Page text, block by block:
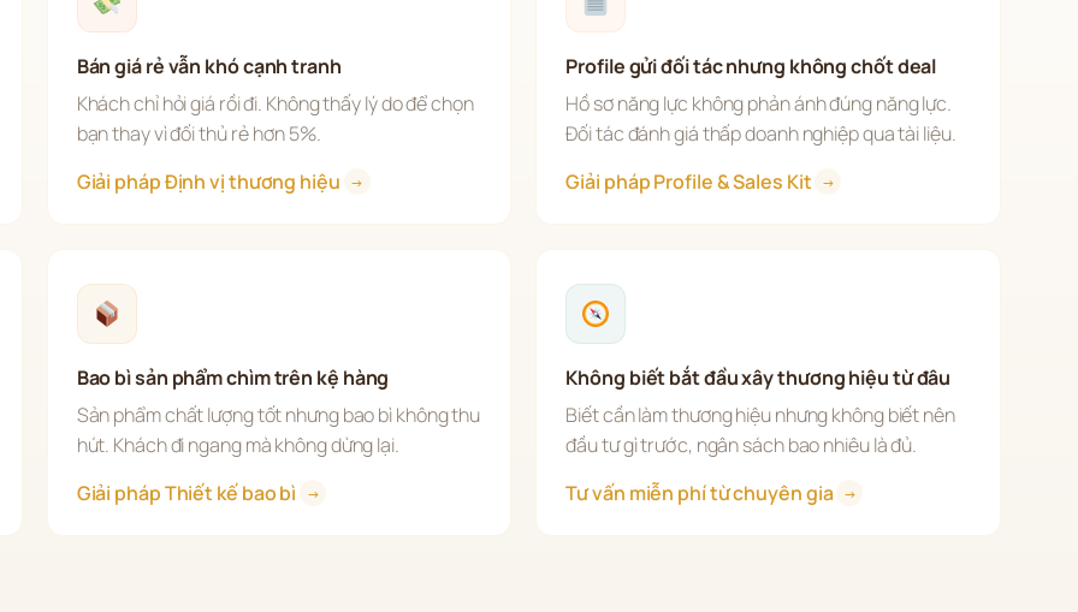
Bán giá rẻ vẫn khó cạnh tranh
Khách chỉ hỏi giá rồi đi. Không thấy lý do để chọn
bạn thay vì đối thủ rẻ hơn 5%.
Giải pháp Định vị thương hiệu
→
Profile gửi đối tác nhưng không chốt deal
Hồ sơ năng lực không phản ánh đúng năng lực.
Đối tác đánh giá thấp doanh nghiệp qua tài liệu.
Giải pháp Profile & Sales Kit
→
Bao bì sản phẩm chìm trên kệ hàng
Sản phẩm chất lượng tốt nhưng bao bì không thu
hút. Khách đi ngang mà không dừng lại.
Giải pháp Thiết kế bao bì
→
Không biết bắt đầu xây thương hiệu từ đâu
Biết cần làm thương hiệu nhưng không biết nên
đầu tư gì trước, ngân sách bao nhiêu là đủ.
Tư vấn miễn phí từ chuyên gia →